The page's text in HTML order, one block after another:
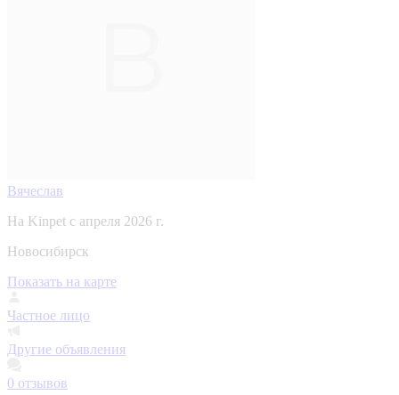
Вячеслав
На Kinpet c апреля 2026 г.
Новосибирск
Показать на карте
Частное лицо
Другие объявления
0 отзывов